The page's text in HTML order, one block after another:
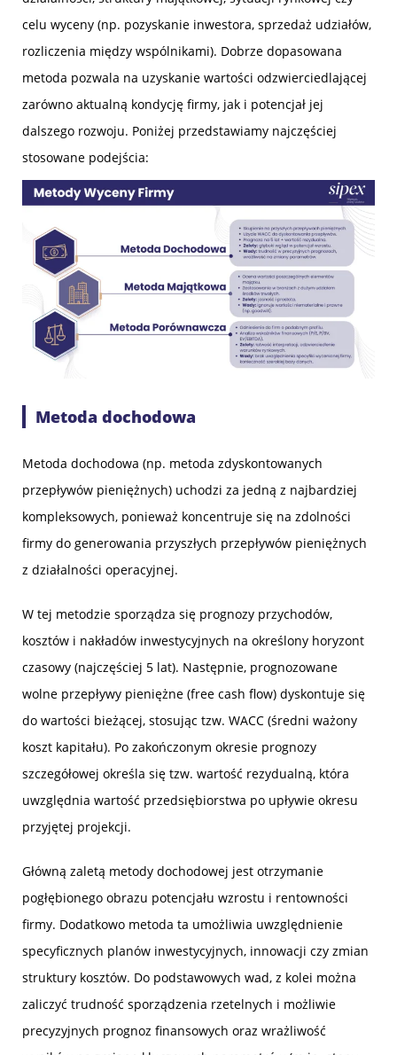
celu wyceny (np. pozyskanie inwestora, sprzedaż udziałów,
rozliczenia między wspólnikami). Dobrze dopasowana
metoda pozwala na uzyskanie wartości odzwierciedlającej
zarówno aktualną kondycję firmy, jak i potencjał jej
dalszego rozwoju. Poniżej przedstawiamy najczęściej
stosowane podejścia:
Metoda dochodowa
Metoda dochodowa (np. metoda zdyskontowanych
przepływów pieniężnych) uchodzi za jedną z najbardziej
kompleksowych, ponieważ koncentruje się na zdolności
firmy do generowania przyszłych przepływów pieniężnych
z działalności operacyjnej.
W tej metodzie sporządza się prognozy przychodów,
kosztów i nakładów inwestycyjnych na określony horyzont
czasowy (najczęściej 5 lat). Następnie, prognozowane
wolne przepływy pieniężne (free cash flow) dyskontuje się
do wartości bieżącej, stosując tzw. WACC (średni ważony
koszt kapitału). Po zakończonym okresie prognozy
szczegółowej określa się tzw. wartość rezydualną, która
uwzględnia wartość przedsiębiorstwa po upływie okresu
przyjętej projekcji.
Główną zaletą metody dochodowej jest otrzymanie
pogłębionego obrazu potencjału wzrostu i rentowności
firmy. Dodatkowo metoda ta umożliwia uwzględnienie
specyficznych planów inwestycyjnych, innowacji czy zmian
struktury kosztów. Do podstawowych wad, z kolei można
zaliczyć trudność sporządzenia rzetelnych i możliwie
precyzyjnych prognoz finansowych oraz wrażliwość